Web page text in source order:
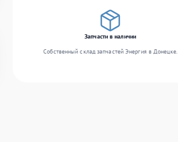
Запчасти в наличии
Собственный склад запчастей Энергия в Донецке.